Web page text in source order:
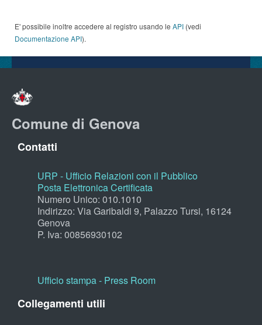
E' possibile inoltre accedere al registro usando le API (vedi
Documentazione API).
Comune di Genova
Contatti
URP - Ufficio Relazioni con il Pubblico
Posta Elettronica Certificata
Numero Unico: 010.1010
Indirizzo: Via Garibaldi 9, Palazzo Tursi, 16124
Genova
P. Iva: 00856930102
Ufficio stampa - Press Room
Collegamenti utili